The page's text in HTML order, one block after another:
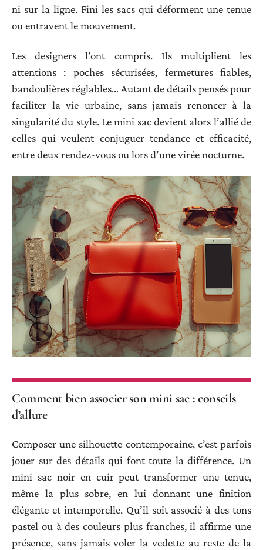
ni sur la ligne. Fini les sacs qui déforment une tenue
ou entravent le mouvement.
Les designers l’ont compris. Ils multiplient les
attentions : poches sécurisées, fermetures fiables,
bandoulières réglables… Autant de détails pensés pour
faciliter la vie urbaine, sans jamais renoncer à la
singularité du style. Le mini sac devient alors l’allié de
celles qui veulent conjuguer tendance et efficacité,
entre deux rendez-vous ou lors d’une virée nocturne.
Comment bien associer son mini sac : conseils
d’allure
Composer une silhouette contemporaine, c’est parfois
jouer sur des détails qui font toute la différence. Un
mini sac noir en cuir peut transformer une tenue,
même la plus sobre, en lui donnant une finition
élégante et intemporelle. Qu’il soit associé à des tons
pastel ou à des couleurs plus franches, il affirme une
présence, sans jamais voler la vedette au reste de la